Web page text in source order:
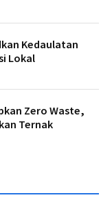
Kedaulatan
Lokal
Zero Waste,
Ternak